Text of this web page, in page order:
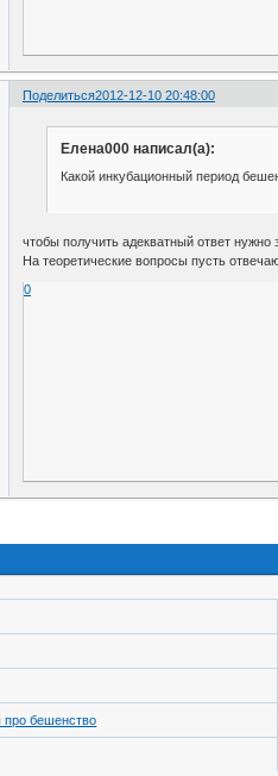
Поделиться2012-12-10 20:48:00
Елена000 написал(а):
Какой инкубационный период
чтобы получить адекватный ответ нужно
На теоретические вопросы пусть
0
про бешенство